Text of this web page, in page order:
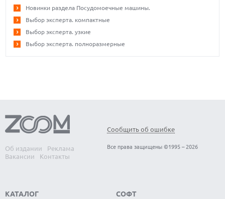
Новинки раздела Посудомоечные машины.
Выбор эксперта. компактные
Выбор эксперта. узкие
Выбор эксперта. полноразмерные
Об издании
Реклама
Вакансии
Контакты
Сообщить об ошибке
Все права защищены ©1995 – 2026
КАТАЛОГ
СОФТ